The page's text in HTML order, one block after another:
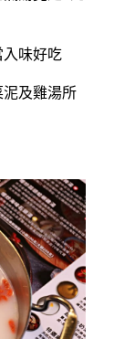
入味好吃
及雞湯所